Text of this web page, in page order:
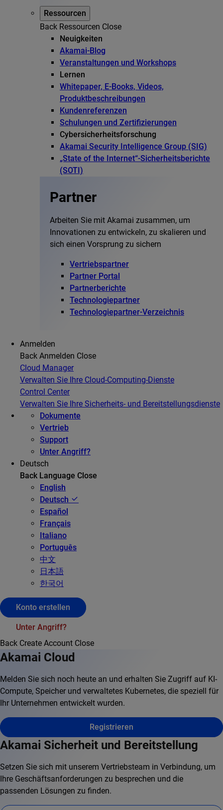
Ressourcen
Back Ressourcen Close
Neuigkeiten
Akamai-Blog
Veranstaltungen und Workshops
Lernen
Whitepaper, E-Books, Videos,
Produktbeschreibungen
Kundenreferenzen
Schulungen und Zertifizierungen
Cybersicherheitsforschung
Akamai Security Intelligence Group (SIG)
„State of the Internet“-Sicherheitsberichte
(SOTI)
Partner
Arbeiten Sie mit Akamai zusammen, um
Innovationen zu entwickeln, zu skalieren und
sich einen Vorsprung zu sichern
Vertriebspartner
Partner Portal
Partnerberichte
Technologiepartner
Technologiepartner-Verzeichnis
Anmelden
Back Anmelden Close
Cloud Manager
Verwalten Sie Ihre Cloud-Computing-Dienste
Control Center
Verwalten Sie Ihre Sicherheits- und Bereitstellungsdienste
Dokumente
Vertrieb
Support
Unter Angriff?
Deutsch
Back Language Close
English
Deutsch
Español
Français
Italiano
Português
中文
日本語
한국어
Konto erstellen
Unter Angriff?
Back Create Account Close
Akamai Cloud
Melden Sie sich noch heute an und erhalten Sie Zugriff auf KI-
Compute, Speicher und verwaltetes Kubernetes, die speziell für
Ihr Unternehmen entwickelt wurden.
Registrieren
Akamai Sicherheit und Bereitstellung
Setzen Sie sich mit unserem Vertriebsteam in Verbindung, um
Ihre Geschäftsanforderungen zu besprechen und die
passenden Lösungen zu finden.